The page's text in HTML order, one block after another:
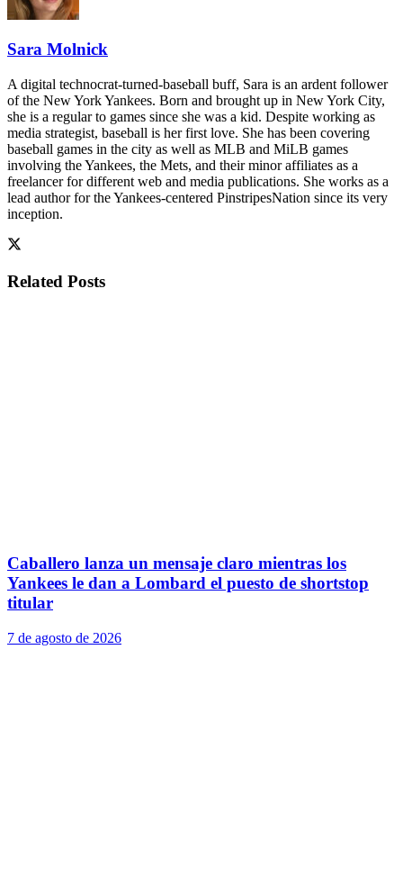
Sara Molnick
A digital technocrat-turned-baseball buff, Sara is an ardent follower
of the New York Yankees. Born and brought up in New York City,
she is a regular to games since she was a kid. Despite working as
media strategist, baseball is her first love. She has been covering
baseball games in the city as well as MLB and MiLB games
involving the Yankees, the Mets, and their minor affiliates as a
freelancer for different web and media publications. She works as a
lead author for the Yankees-centered PinstripesNation since its very
inception.
Related Posts
Caballero lanza un mensaje claro mientras los
Yankees le dan a Lombard el puesto de shortstop
titular
7 de agosto de 2026